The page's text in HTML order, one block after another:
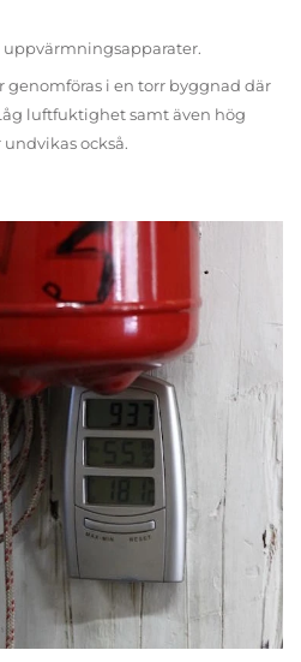
genomföras i en torr byggnad där
luftfuktighet samt även hög
också.